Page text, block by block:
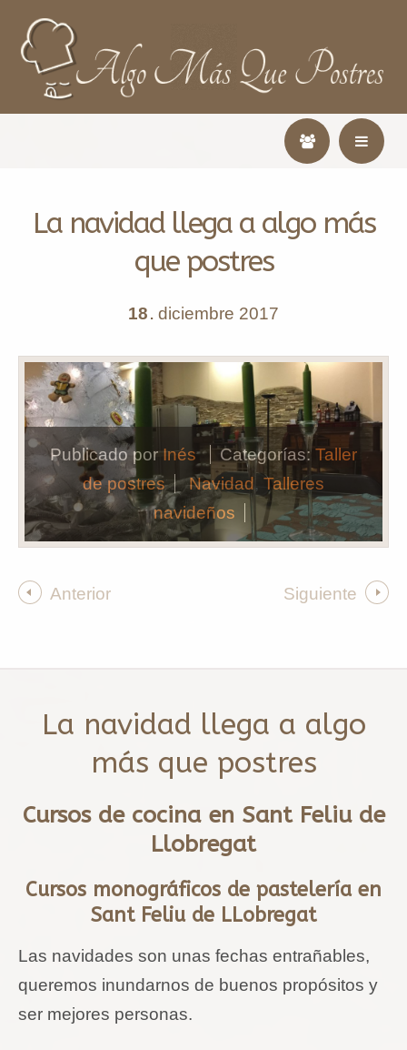
La navidad llega a algo más
que postres
18 . diciembre 2017
Publicado porInés Categorías:Taller
de postres
Navidad , Talleres
navideños
Anterior Siguiente
La navidad llega a algo
más que postres
Cursos de cocina en Sant Feliu de
Llobregat
Cursos monográficos de pastelería en
Sant Feliu de LLobregat
Las navidades son unas fechas entrañables,
queremos inundarnos de buenos propósitos y
ser mejores personas.